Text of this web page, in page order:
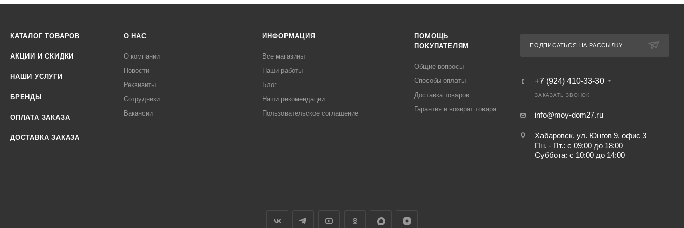
КАТАЛОГ ТОВАРОВ
АКЦИИ И СКИДКИ
НАШИ УСЛУГИ
БРЕНДЫ
ОПЛАТА ЗАКАЗА
ДОСТАВКА ЗАКАЗА
О НАС
О компании
Новости
Реквизиты
Сотрудники
Вакансии
ИНФОРМАЦИЯ
Все магазины
Наши работы
Блог
Наши рекомендации
Пользовательское соглашение
ПОМОЩЬ
ПОКУПАТЕЛЯМ
Общие вопросы
Способы оплаты
Доставка товаров
Гарантия и возврат товара
ПОДПИСАТЬСЯ НА РАССЫЛКУ
+7 (924) 410-33-30
ЗАКАЗАТЬ ЗВОНОК
info@moy-dom27.ru
Хабаровск, ул. Юнгов 9, офис 3
Пн. - Пт.: с 09:00 до 18:00
Суббота: с 10:00 до 14:00